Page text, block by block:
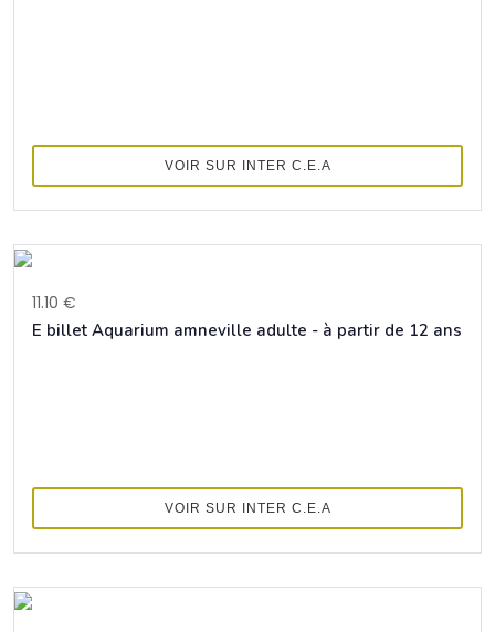
VOIR SUR INTER C.E.A
11.10 €
E billet Aquarium amneville adulte - à partir de 12 ans
VOIR SUR INTER C.E.A